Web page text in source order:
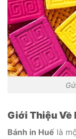
Giới Thiệu Về
Bánh in Huế là